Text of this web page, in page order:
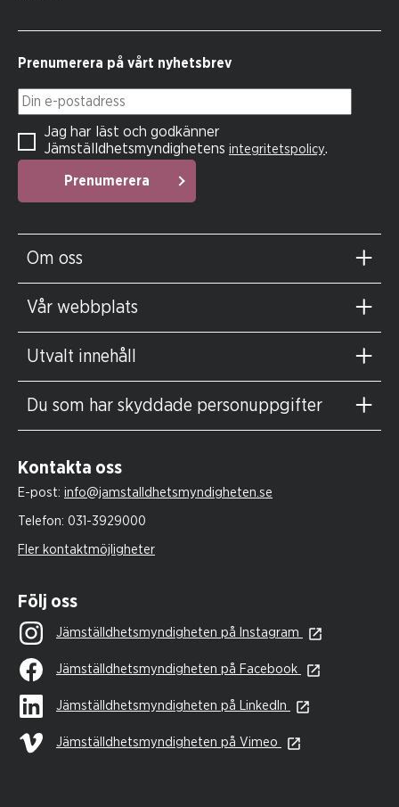
Prenumerera på vårt nyhetsbrev
Din e-postadress
Prenumerera
Jag har läst och godkänner
Jämställdhetsmyndighetens integritetspolicy.
Om oss
Vår webbplats
Utvalt innehåll
Du som har skyddade personuppgifter
Kontakta oss
E-post: info@jamstalldhetsmyndigheten.se
Telefon: 031-3929000
Fler kontaktmöjligheter
Följ oss
Jämställdhetsmyndigheten på Instagram
Jämställdhetsmyndigheten på Facebook
Jämställdhetsmyndigheten på LinkedIn
Jämställdhetsmyndigheten på Vimeo